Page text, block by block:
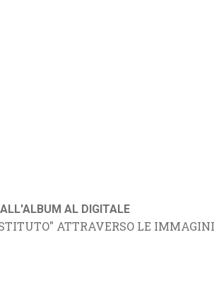
AL DIGITALE
ATTRAVERSO LE IMMAGINI